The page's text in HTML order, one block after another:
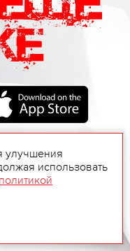
улучшения
использовать
политикой